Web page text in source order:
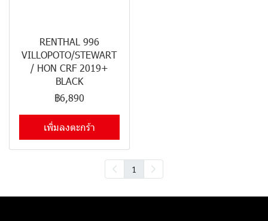
RENTHAL 996
VILLOPOTO/STEWART
/ HON CRF 2019+
BLACK
฿6,890
เพิ่มลงตะกร้า
1